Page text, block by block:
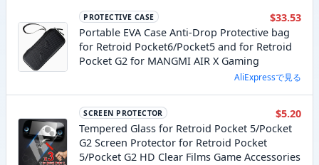
PROTECTIVE CASE
$33.53
Portable EVA Case Anti-Drop Protective bag
for Retroid Pocket6/Pocket5 and for Retroid
Pocket G2 for MANGMI AIR X Gaming
AliExpressで見る
SCREEN PROTECTOR
$5.20
Tempered Glass for Retroid Pocket 5/Pocket
G2 Screen Protector for Retroid Pocket
5/Pocket G2 HD Clear Films Game Accessories